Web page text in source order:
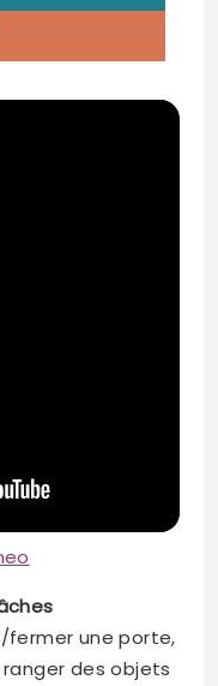
fermer une porte,
des objets